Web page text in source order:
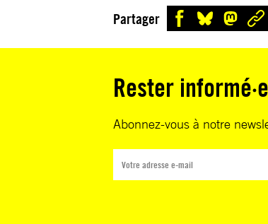
Partager
Rester informé·e
Abonnez-vous à notre